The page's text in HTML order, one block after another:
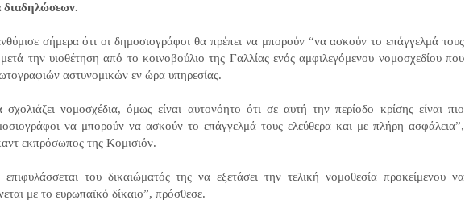
διαδηλώσεων.
σήμερα ότι οι δημοσιογράφοι θα πρέπει να μπορούν “να ασκούν το επάγγελμά τους
την υιοθέτηση από το κοινοβούλιο της Γαλλίας ενός αμφιλεγόμενου νομοσχεδίου που
αστυνομικών εν ώρα υπηρεσίας.
νομοσχέδια, όμως είναι αυτονόητο ότι σε αυτή την περίοδο κρίσης είναι πιο
να μπορούν να ασκούν το επάγγελμά τους ελεύθερα και με πλήρη ασφάλεια”,
εκπρόσωπος της Κομισιόν.
του δικαιώματός της να εξετάσει την τελική νομοθεσία προκείμενου να
με το ευρωπαϊκό δίκαιο”, πρόσθεσε.